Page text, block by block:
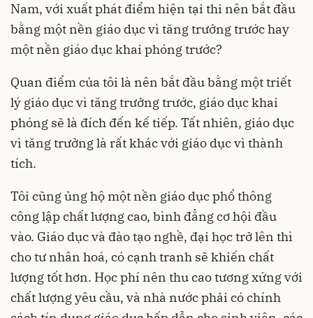
Nam, với xuất phát điểm hiện tại thi nên bắt đầu
bằng một nền giáo dục vì tăng trưởng trước hay
một nền giáo dục khai phóng trước?
Quan điểm của tôi là nên bắt đầu bằng một triết
lý giáo dục vì tăng trưởng trước, giáo dục khai
phóng sẽ là đích đến kế tiếp. Tất nhiên, giáo dục
vì tăng trưởng là rất khác với giáo dục vì thành
tích.
Tôi cũng ủng hộ một nền giáo dục phổ thông
công lập chất lượng cao, bình đẳng cơ hội đầu
vào. Giáo dục và đào tạo nghề, đại học trở lên thì
cho tư nhân hoá, có cạnh tranh sẽ khiến chất
lượng tốt hơn. Học phí nên thu cao tương xứng với
chất lượng yêu cầu, và nhà nước phải có chính